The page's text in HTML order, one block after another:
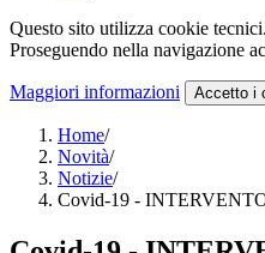
Questo sito utilizza cookie tecnici.
Proseguendo nella navigazione
Maggiori informazioni Accetto i
Home/
Novità/
Notizie/
Covid-19 -